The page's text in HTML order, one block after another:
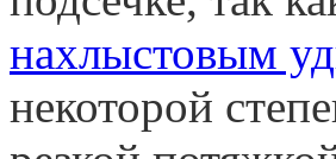
нахлыстовым
некоторой